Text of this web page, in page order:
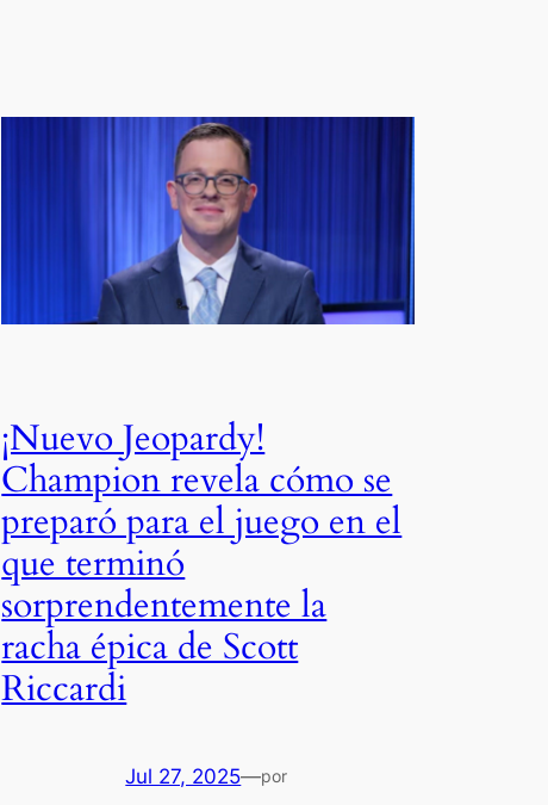
¡Nuevo Jeopardy!
Champion revela cómo se
preparó para el juego en el
que terminó
sorprendentemente la
racha épica de Scott
Riccardi
Jul 27, 2025—por